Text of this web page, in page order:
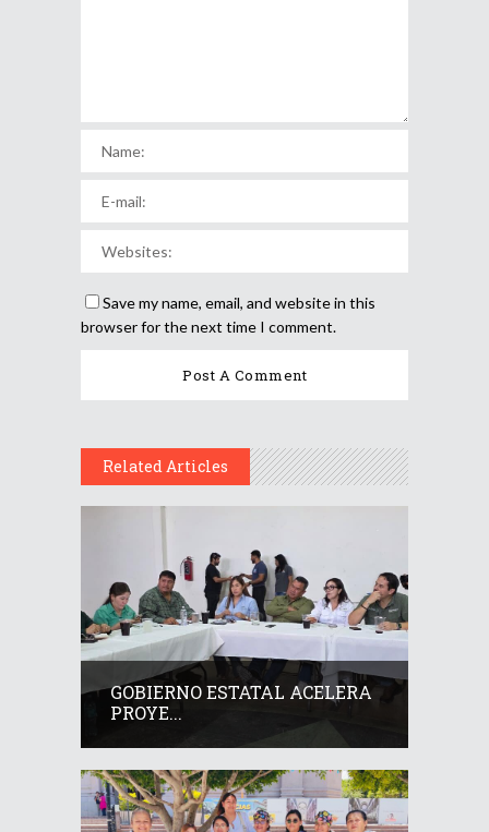
Save my name, email, and website in this
browser for the next time I comment.
Related Articles
GOBIERNO ESTATAL ACELERA
PROYE...